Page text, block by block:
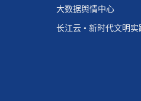
大数据舆情中心
长江云 • 新时代文明实